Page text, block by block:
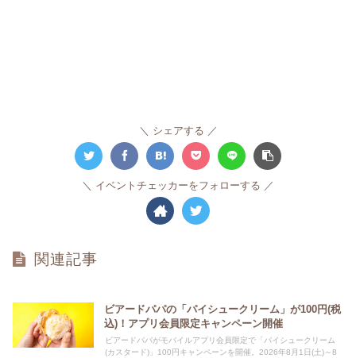
シェアする
イベントチェッカーをフォローする
関連記事
ビアードパパの「パイシュークリーム」が100円(税
込)！アプリ会員限定キャンペーン開催
ビアードパパがモバイルアプリ会員限定で「パイシュークリーム
(カスタード)」100円キャンペーンを開催。2026年8月1日(土)～8